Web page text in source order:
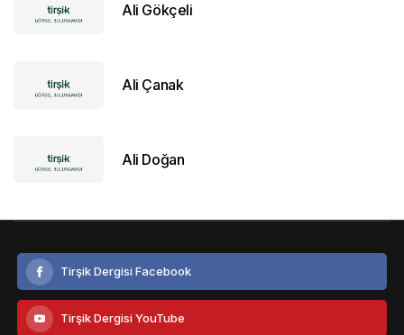
Ali Gökçeli
Ali Çanak
Ali Doğan
Tirşik Dergisi Facebook
Tirşik Dergisi YouTube